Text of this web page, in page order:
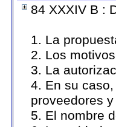
84 XXXIV B :
1. La
2. Los
3. La
4. En su
proveedores
5. El nombre